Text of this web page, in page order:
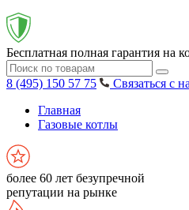
Бесплатная полная гарантия на
8 (495) 150 57 75
Связаться с
Главная
Газовые котлы
более 60 лет безупречной
репутации на рынке